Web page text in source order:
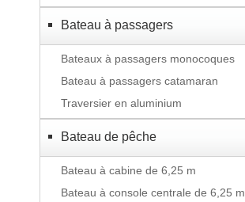
Bateau à passagers
Bateaux à passagers monocoques
Bateau à passagers catamaran
Traversier en aluminium
Bateau de pêche
Bateau à cabine de 6,25 m
Bateau à console centrale de 6,25 m